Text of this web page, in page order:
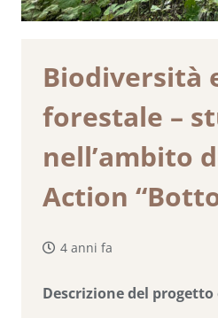
Biodiversità
forestale –
nell’ambito
Action
4 anni fa
Descrizione del